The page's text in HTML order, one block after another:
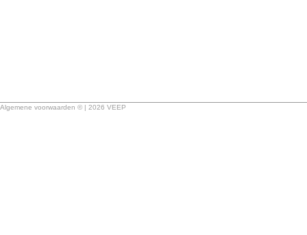
Algemene voorwaarden © | 2026 VEEP